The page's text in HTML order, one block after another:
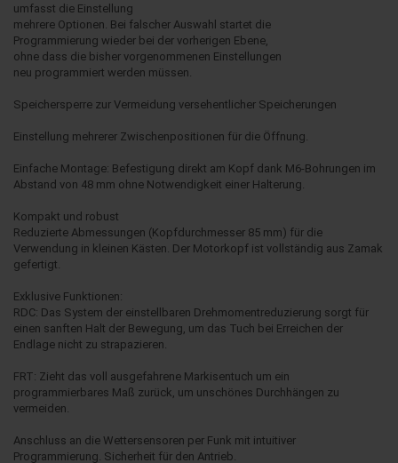
umfasst die Einstellung
mehrere Optionen. Bei falscher Auswahl startet die
Programmierung wieder bei der vorherigen Ebene,
ohne dass die bisher vorgenommenen Einstellungen
neu programmiert werden müssen.
Speichersperre zur Vermeidung versehentlicher Speicherungen
Einstellung mehrerer Zwischenpositionen für die Öffnung.
Einfache Montage: Befestigung direkt am Kopf dank M6-Bohrungen im
Abstand von 48 mm ohne Notwendigkeit einer Halterung.
Kompakt und robust
Reduzierte Abmessungen (Kopfdurchmesser 85 mm) für die
Verwendung in kleinen Kästen. Der Motorkopf ist vollständig aus Zamak
gefertigt.
Exklusive Funktionen:
RDC: Das System der einstellbaren Drehmomentreduzierung sorgt für
einen sanften Halt der Bewegung, um das Tuch bei Erreichen der
Endlage nicht zu strapazieren.
FRT: Zieht das voll ausgefahrene Markisentuch um ein
programmierbares Maß zurück, um unschönes Durchhängen zu
vermeiden.
Anschluss an die Wettersensoren per Funk mit intuitiver
Programmierung. Sicherheit für den Antrieb.